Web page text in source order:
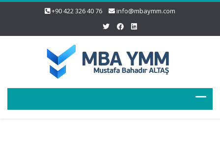
+90 422 326 40 76 info@mbaymm.com